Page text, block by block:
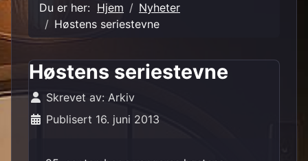
Du er her: Hjem
Nyheter
Høstens seriestevne
Høstens seriestevne
Skrevet av: Arkiv
Publisert 16. juni 2013